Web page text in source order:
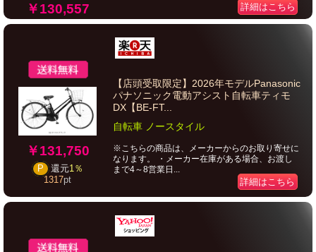
￥130,557 詳細はこちら
￥131,750
P 還元1％
1317pt
【店頭受取限定】2026年モデルPanasonic
パナソニック電動アシスト自転車ティモ
DX【BE-FT...
自転車 ノースタイル
※こちらの商品は、メーカーからのお取り寄せに
なります。 ・メーカー在庫がある場合、お渡し
まで4～8営業日...
詳細はこちら